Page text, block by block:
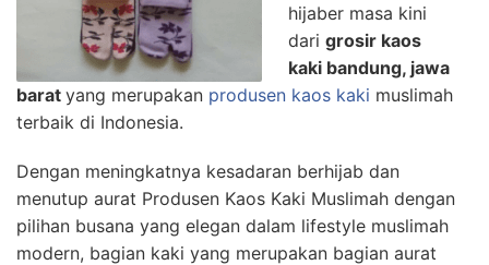
hijaber masa kini
dari grosir kaos
kaki bandung, jawa
barat yang merupakan produsen kaos kaki muslimah
terbaik di Indonesia.
Dengan meningkatnya kesadaran berhijab dan
menutup aurat Produsen Kaos Kaki Muslimah dengan
pilihan busana yang elegan dalam lifestyle muslimah
modern, bagian kaki yang merupakan bagian aurat